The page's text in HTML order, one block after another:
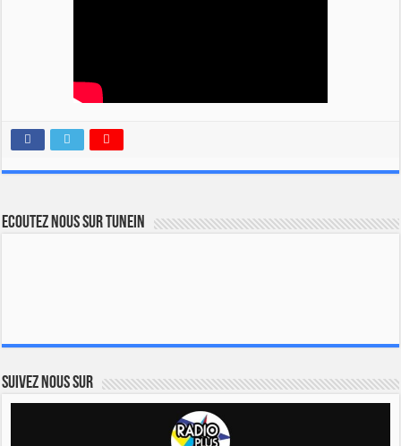
Ecoutez nous sur TuneIn
Suivez nous sur